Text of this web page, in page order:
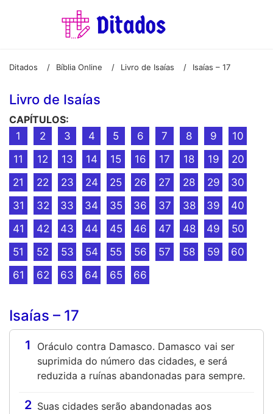
Ditados / Bíblia Online / Livro de Isaías / Isaías – 17
Livro de Isaías
CAPÍTULOS:
1
2 3 4 5 6 7 8 9
10
11
12 13 14 15 16 17 18 19
20
21
22 23 24 25 26 27 28 29
30
31
32 33 34 35 36 37 38 39
40
41
42 43 44 45 46 47 48 49
50
51
52 53 54 55 56 57 58 59
60
61
62 63 64 65 66
Isaías – 17
1
Oráculo contra Damasco. Damasco vai ser
suprimida do número das cidades, e será
reduzida a ruínas abandonadas para sempre.
2 Suas cidades serão abandonadas aos